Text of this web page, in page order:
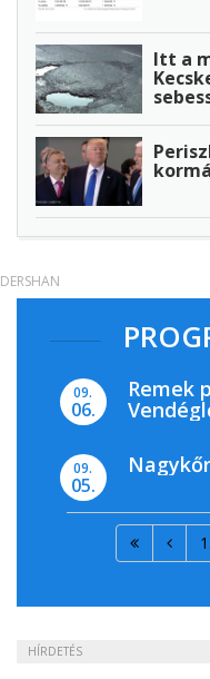
Itt a
09.
06.
Remek
09.
05.
HÍRDETÉS
DERSHAN